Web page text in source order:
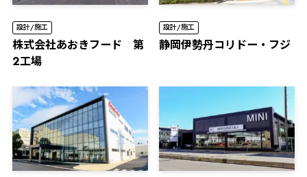
設計/施工
株式会社あおきフード 第
2工場
設計/施工
静岡伊勢丹コリドー・フジ